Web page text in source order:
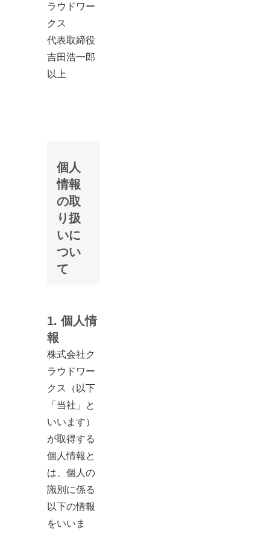
ラウドワー
クス
代表取締役
吉田浩一郎
以上
個人
情報
の取
り扱
いに
つい
て
1.個人情
報
株式会社ク
ラウドワー
クス（以下
「当社」と
いいます）
が取得する
個人情報と
は、個人の
識別に係る
以下の情報
をいいま